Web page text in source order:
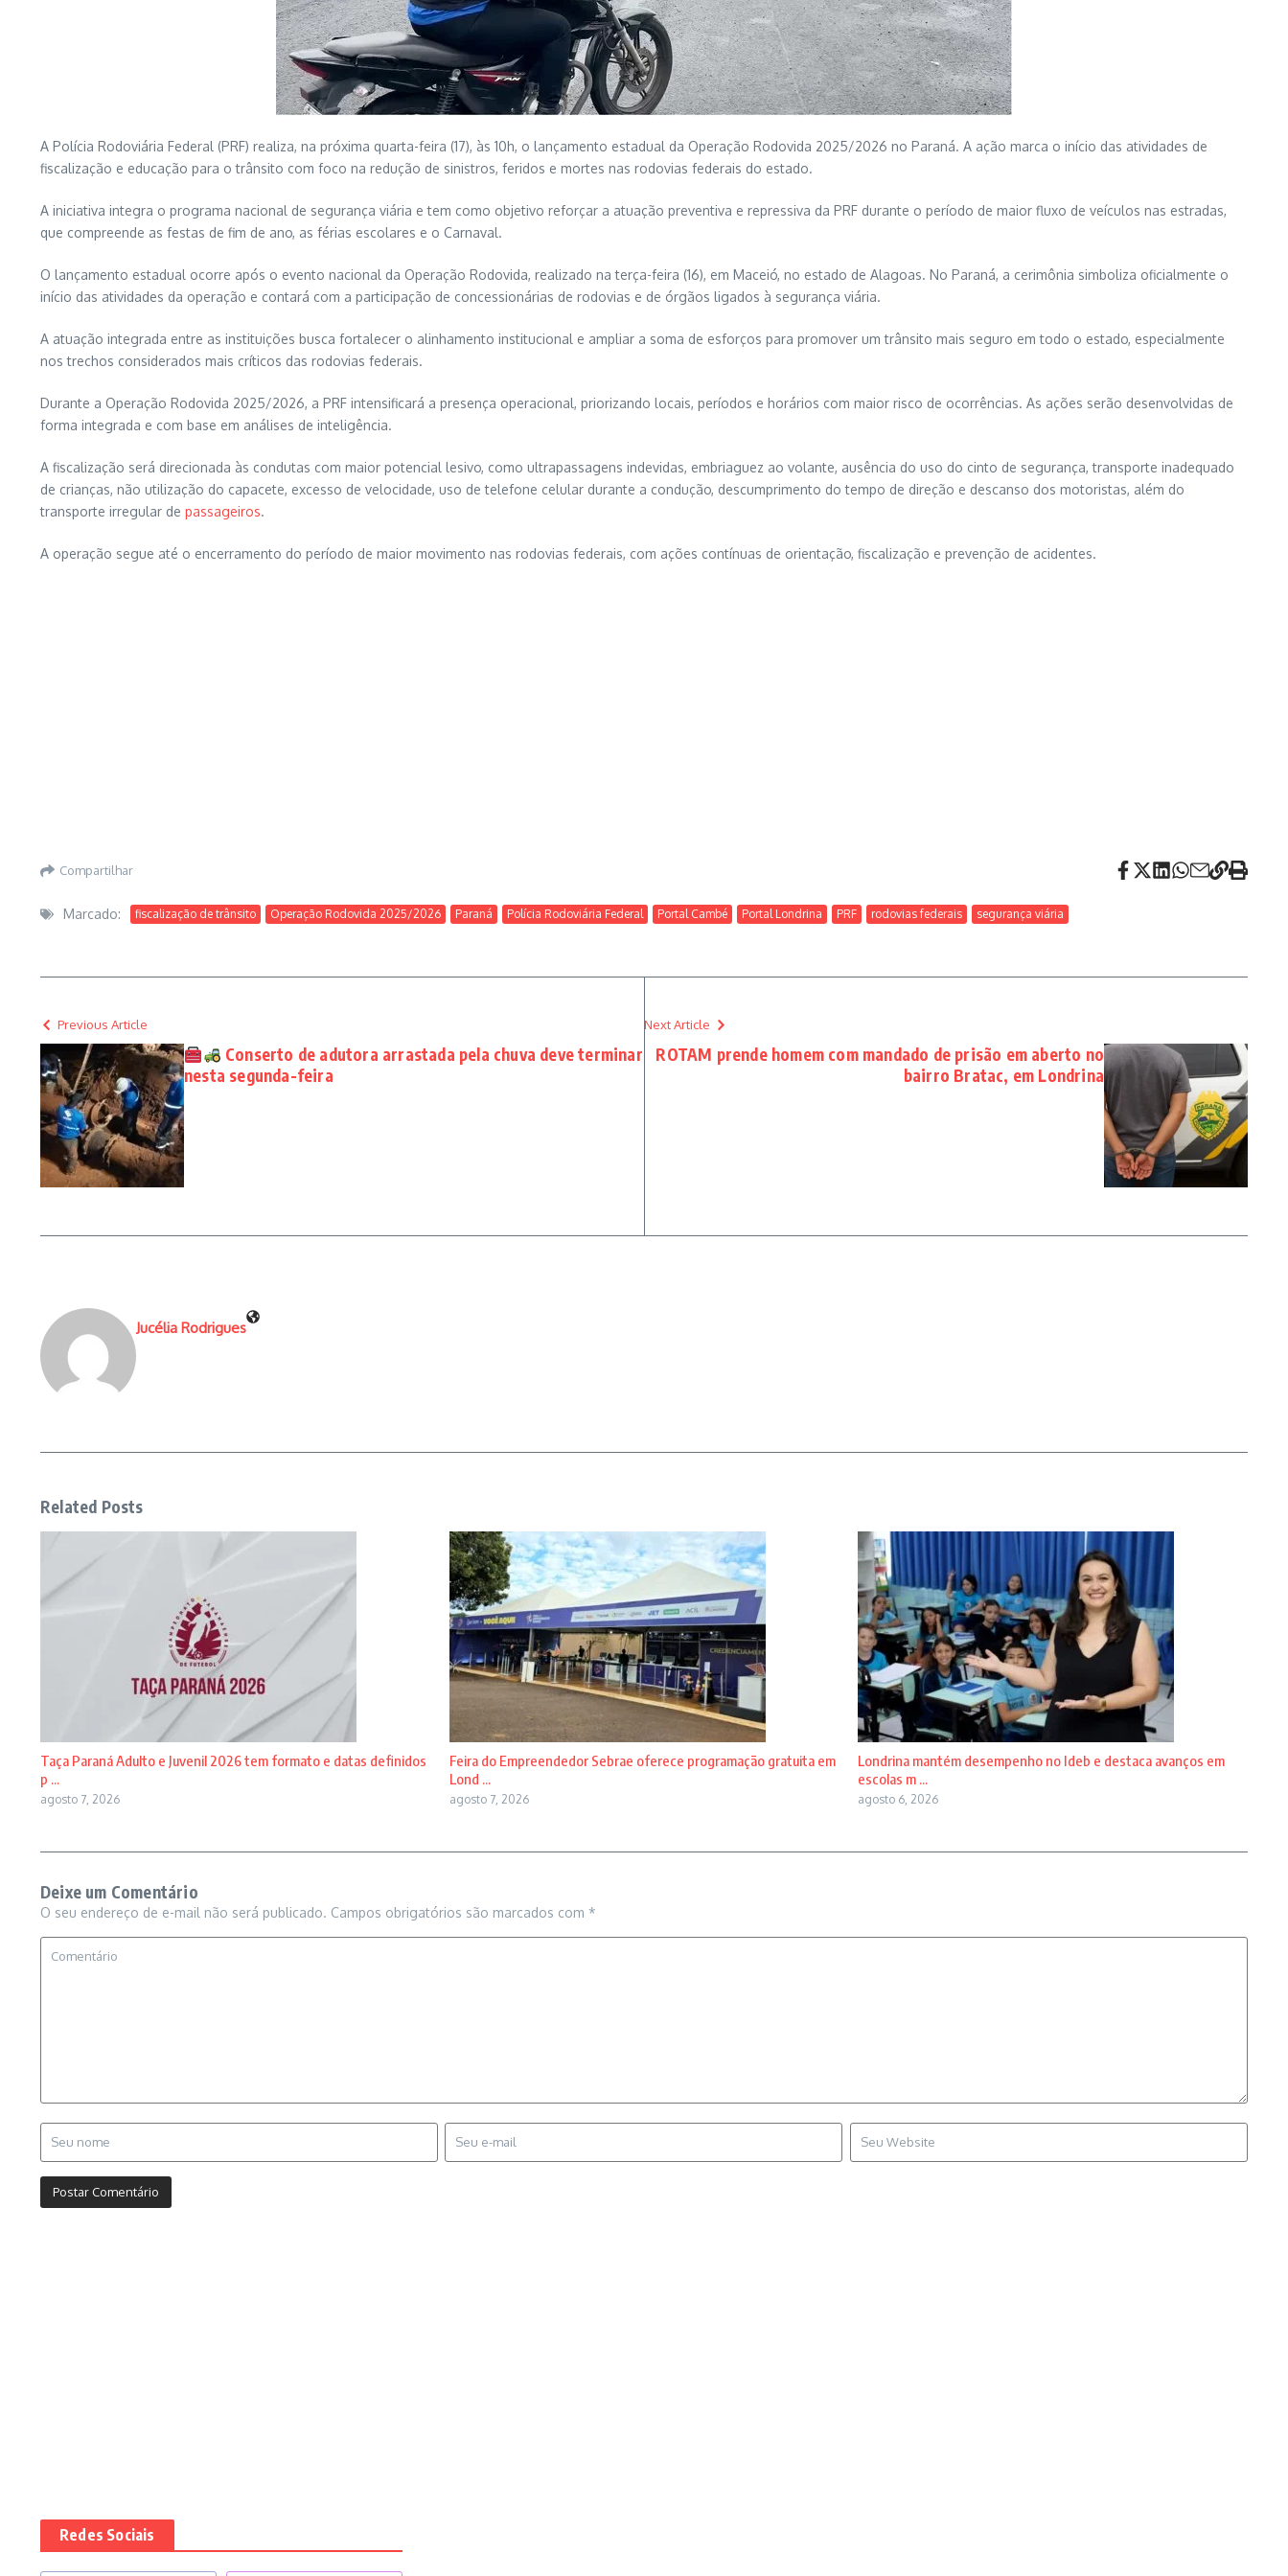
A Polícia Rodoviária Federal (PRF) realiza, na próxima quarta-feira (17), às 10h, o lançamento estadual da Operação Rodovida 2025/2026 no Paraná. A ação marca o início das atividades de
fiscalização e educação para o trânsito com foco na redução de sinistros, feridos e mortes nas rodovias federais do estado.
A iniciativa integra o programa nacional de segurança viária e tem como objetivo reforçar a atuação preventiva e repressiva da PRF durante o período de maior fluxo de veículos nas estradas,
que compreende as festas de fim de ano, as férias escolares e o Carnaval.
O lançamento estadual ocorre após o evento nacional da Operação Rodovida, realizado na terça-feira (16), em Maceió, no estado de Alagoas. No Paraná, a cerimônia simboliza oficialmente o
início das atividades da operação e contará com a participação de concessionárias de rodovias e de órgãos ligados à segurança viária.
A atuação integrada entre as instituições busca fortalecer o alinhamento institucional e ampliar a soma de esforços para promover um trânsito mais seguro em todo o estado, especialmente
nos trechos considerados mais críticos das rodovias federais.
Durante a Operação Rodovida 2025/2026, a PRF intensificará a presença operacional, priorizando locais, períodos e horários com maior risco de ocorrências. As ações serão desenvolvidas de
forma integrada e com base em análises de inteligência.
A fiscalização será direcionada às condutas com maior potencial lesivo, como ultrapassagens indevidas, embriaguez ao volante, ausência do uso do cinto de segurança, transporte inadequado
de crianças, não utilização do capacete, excesso de velocidade, uso de telefone celular durante a condução, descumprimento do tempo de direção e descanso dos motoristas, além do
transporte irregular de passageiros.
A operação segue até o encerramento do período de maior movimento nas rodovias federais, com ações contínuas de orientação, fiscalização e prevenção de acidentes.
Compartilhar
Marcado: fiscalização de trânsito Operação Rodovida 2025/2026 Paraná Polícia Rodoviária Federal Portal Cambé Portal Londrina PRF rodovias federais segurança viária
Previous Article
Conserto de adutora arrastada pela chuva deve terminar
nesta segunda-feira
Next Article
ROTAM prende homem com mandado de prisão em aberto no
bairro Bratac, em Londrina
Jucélia Rodrigues
Related Posts
Taça Paraná Adulto e Juvenil 2026 tem formato e datas definidos
p ...
agosto 7, 2026
Feira do Empreendedor Sebrae oferece programação gratuita em
Lond ...
agosto 7, 2026
Londrina mantém desempenho no Ideb e destaca avanços em
escolas m ...
agosto 6, 2026
Deixe um Comentário
O seu endereço de e-mail não será publicado. Campos obrigatórios são marcados com *
Redes Sociais